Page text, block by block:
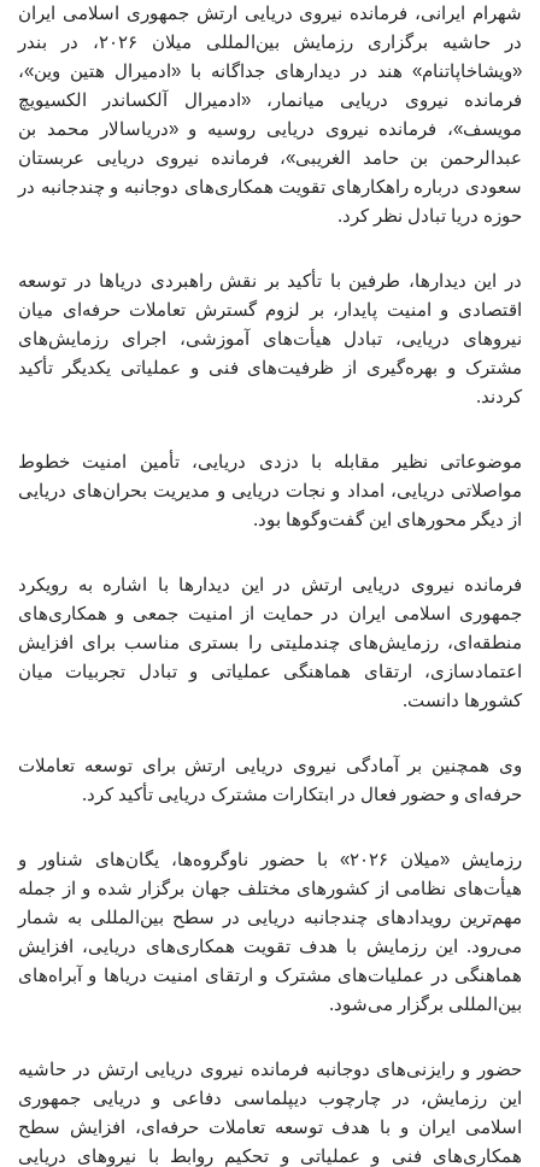
شهرام ایرانی، فرمانده نیروی دریایی ارتش جمهوری اسلامی ایران
در حاشیه برگزاری رزمایش بین‌المللی میلان ۲۰۲۶، در بندر
«ویشاخاپاتنام» هند در دیدارهای جداگانه با «ادمیرال هتین وین»،
فرمانده نیروی دریایی میانمار، «ادمیرال آلکساندر الکسیویچ
مویسف»، فرمانده نیروی دریایی روسیه و «دریاسالار محمد بن
عبدالرحمن بن حامد الغریبی»، فرمانده نیروی دریایی عربستان
سعودی درباره راهکارهای تقویت همکاری‌های دوجانبه و چندجانبه در
حوزه دریا تبادل نظر کرد.
در این دیدارها، طرفین با تأکید بر نقش راهبردی دریاها در توسعه
اقتصادی و امنیت پایدار، بر لزوم گسترش تعاملات حرفه‌ای میان
نیروهای دریایی، تبادل هیأت‌های آموزشی، اجرای رزمایش‌های
مشترک و بهره‌گیری از ظرفیت‌های فنی و عملیاتی یکدیگر تأکید
کردند.
موضوعاتی نظیر مقابله با دزدی دریایی، تأمین امنیت خطوط
مواصلاتی دریایی، امداد و نجات دریایی و مدیریت بحران‌های دریایی
از دیگر محورهای این گفت‌وگوها بود.
فرمانده نیروی دریایی ارتش در این دیدارها با اشاره به رویکرد
جمهوری اسلامی ایران در حمایت از امنیت جمعی و همکاری‌های
منطقه‌ای، رزمایش‌های چندملیتی را بستری مناسب برای افزایش
اعتمادسازی، ارتقای هماهنگی عملیاتی و تبادل تجربیات میان
کشورها دانست.
وی همچنین بر آمادگی نیروی دریایی ارتش برای توسعه تعاملات
حرفه‌ای و حضور فعال در ابتکارات مشترک دریایی تأکید کرد.
رزمایش «میلان ۲۰۲۶» با حضور ناوگروه‌ها، یگان‌های شناور و
هیأت‌های نظامی از کشورهای مختلف جهان برگزار شده و از جمله
مهم‌ترین رویدادهای چندجانبه دریایی در سطح بین‌المللی به شمار
می‌رود. این رزمایش با هدف تقویت همکاری‌های دریایی، افزایش
هماهنگی در عملیات‌های مشترک و ارتقای امنیت دریاها و آبراه‌های
بین‌المللی برگزار می‌شود.
حضور و رایزنی‌های دوجانبه فرمانده نیروی دریایی ارتش در حاشیه
این رزمایش، در چارچوب دیپلماسی دفاعی و دریایی جمهوری
اسلامی ایران و با هدف توسعه تعاملات حرفه‌ای، افزایش سطح
همکاری‌های فنی و عملیاتی و تحکیم روابط با نیروهای دریایی